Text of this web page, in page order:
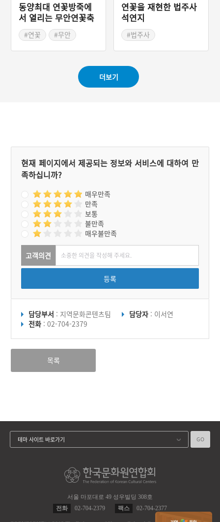
동양최대 연꽃방죽에
서 열리는 무안연꽃축
제#연꽃
#무안
연꽃을 재현한 법주사
석연지
#법주사
더보기
현재 페이지에서 제공되는 정보와 서비스에 대하여 만
족하십니까?
매우만족
만족
보통
불만족
매우불만족
고객의견
등록
담당부서 : 지역문화콘텐츠팀 담당자 : 이서연
전화 : 02-704-2379
목록
서울 마포대로 49 성우빌딩 308호
전화
02-704-2379 팩스 02-704-2377
테마 사이트 바로가기 GO